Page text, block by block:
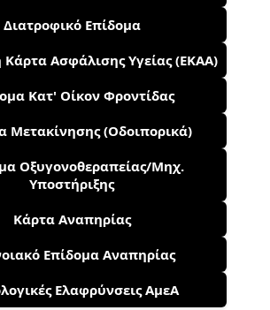
Διατροφικό Επίδομα
Ασφάλισης Υγείας (ΕΚΑΑ)
Κατ' Οίκον Φροντίδας
Μετακίνησης (Οδοιπορικά)
Οξυγονοθεραπείας/Μηχ.
Υποστήριξης
Κάρτα Αναπηρίας
Επίδομα Αναπηρίας
Ελαφρύνσεις ΑμεΑ